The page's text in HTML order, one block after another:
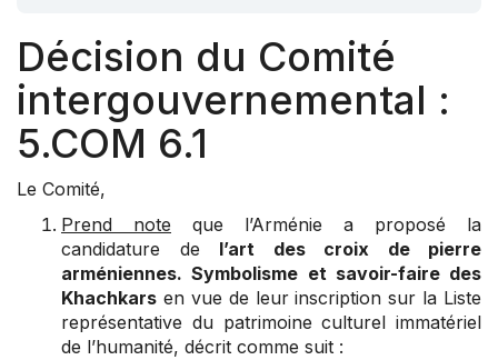
Décision du Comité
intergouvernemental :
5.COM 6.1
Le Comité,
Prend note que l’Arménie a proposé la
candidature de l’art des croix de pierre
arméniennes. Symbolisme et savoir-faire des
Khachkars en vue de leur inscription sur la Liste
représentative du patrimoine culturel immatériel
de l’humanité, décrit comme suit :